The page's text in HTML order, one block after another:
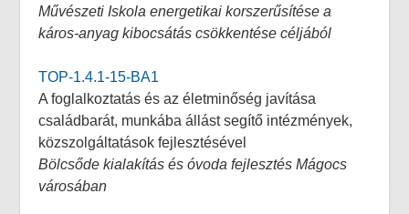
Művészeti Iskola energetikai korszerűsítése a
káros-anyag kibocsátás csökkentése céljából
TOP-1.4.1-15-BA1
A foglalkoztatás és az életminőség javítása
családbarát, munkába állást segítő intézmények,
közszolgáltatások fejlesztésével
Bölcsőde kialakítás és óvoda fejlesztés Mágocs
városában